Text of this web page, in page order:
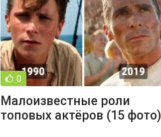
0
Малоизвестные роли
топовых актёров (15 фото)